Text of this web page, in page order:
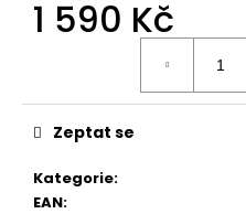
1 590 Kč
Kategorie:
EAN:
Zeptat se